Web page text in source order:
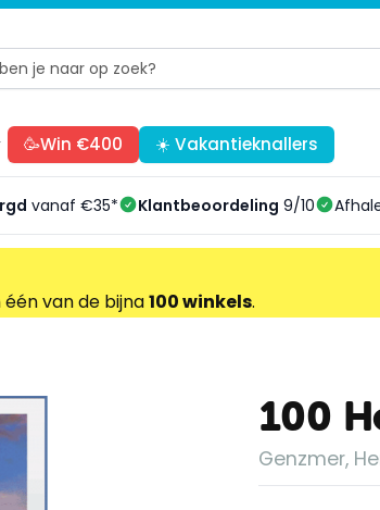
🥳Win €400 ☀️ Vakantieknallers
vanaf €35* Klantbeoordeling 9/10
van de bijna100 winkels.
100
Genzmer,